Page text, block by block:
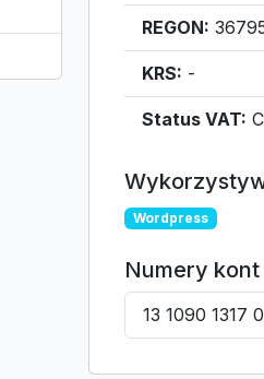
REGON:
KRS: -
Status VAT:
Wordpress
Numery
13 1090 1317